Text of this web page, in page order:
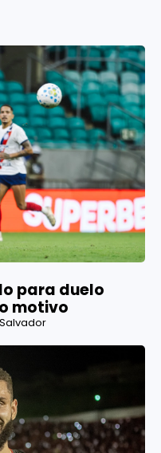
para duelo
motivo